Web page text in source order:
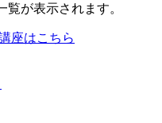
が表示されます。
座はこちら